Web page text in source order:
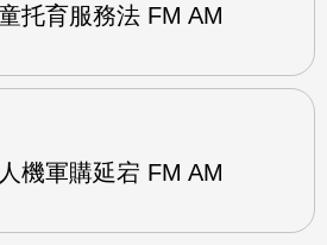
托育服務法 FM AM
機軍購延宕 FM AM